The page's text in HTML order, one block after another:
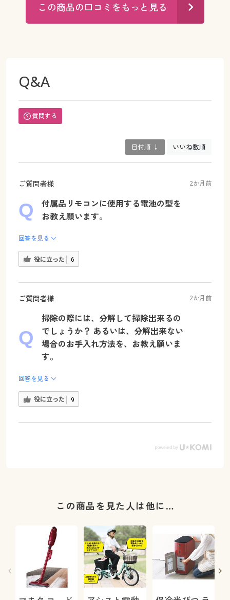
この商品の口コミをもっと見る
Q&A
質問する
日付順 ↓ いいね数順
ご質問者様 2か月前
付属品リモコンに使用する電池の型を
お教え願います。
回答を見る
役に立った 6
ご質問者様 2か月前
掃除の際には、分解して掃除出来るの
でしょうか？ あるいは、分解出来ない
場合のお手入れ方法を、お教え願いま
す。
回答を見る
役に立った 9
この商品を見た人は他に…